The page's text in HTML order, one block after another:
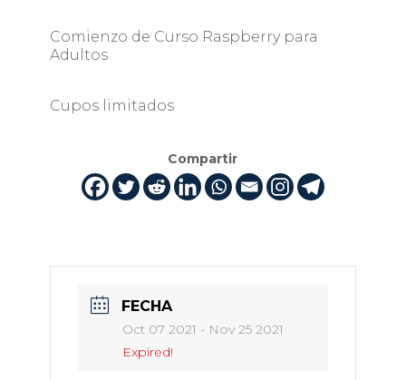
Comienzo de Curso Raspberry para
Adultos
Cupos limitados
Compartir
FECHA
Oct 07 2021 - Nov 25 2021
Expired!